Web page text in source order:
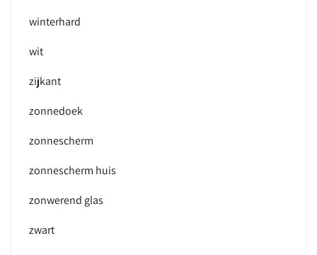
winterhard
wit
zijkant
zonnedoek
zonnescherm
zonnescherm huis
zonwerend glas
zwart